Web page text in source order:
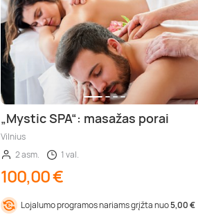
„Mystic SPA“: masažas porai
Vilnius
2 asm.
1 val.
100,00 €
Lojalumo programos nariams grįžta nuo5,00 €